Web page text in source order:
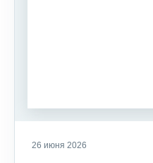
26 июня 2026